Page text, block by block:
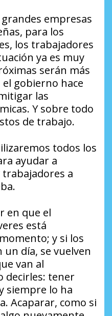
empresas
para los
los trabajadores
ya es muy
serán más
gobierno hace
las
Y sobre todo
de trabajo.
todos los
ayudar a
a
en que el
está
y si los
un día, se vuelven
van al
decirles: tener
siempre lo ha
Acaparar, como si